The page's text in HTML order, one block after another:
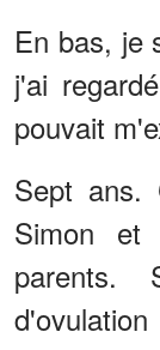
En bas, je
j'ai
pouvait
Sept ans.
Simon et
parents.